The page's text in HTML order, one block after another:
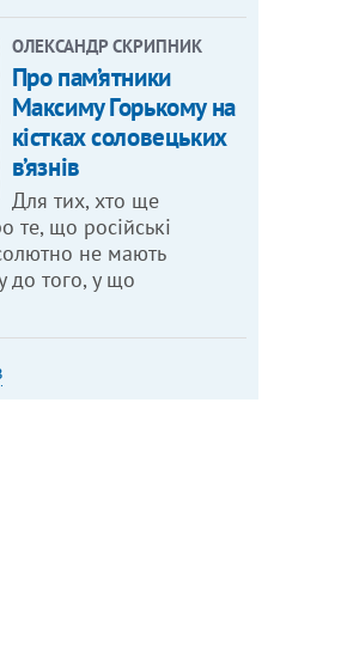
ОЛЕКСАНДР СКРИПНИК
Про пам’ятники
Максиму Горькому на
кістках соловецьких
в’язнів
Для тих, хто ще
те, що російські
не мають
до того, у що